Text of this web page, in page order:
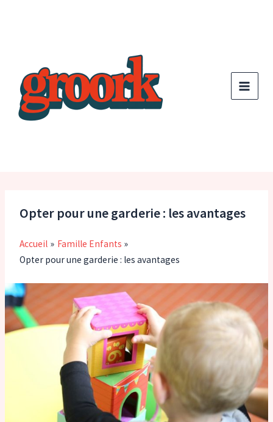
Opter pour une garderie : les avantages
Accueil
Famille Enfants
Opter pour une garderie : les avantages